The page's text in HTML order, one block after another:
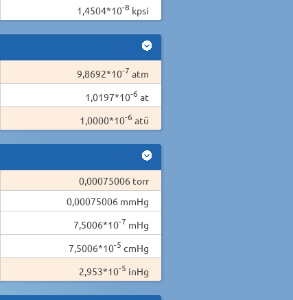
1,4504*10-8 kpsi
9,8692*10-7 atm
1,0197*10-6 at
1,0000*10-6 atü
0,00075006 torr
0,00075006 mmHg
7,5006*10-7 mHg
7,5006*10-5 cmHg
2,953*10-5 inHg